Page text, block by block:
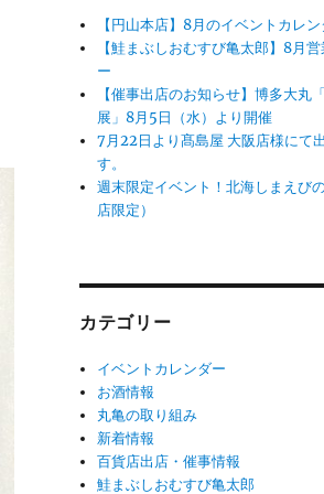
【円山本店】8月のイベントカレン
【鮭まぶしおむすび亀太郎】8月
ー
【催事出店のお知らせ】博多大丸
展」8月5日（水）より開催
7月22日より髙島屋 大阪店様にて
す。
週末限定イベント！北海しまえび
店限定）
カテゴリー
イベントカレンダー
お酒情報
丸亀の取り組み
新着情報
百貨店出店・催事情報
鮭まぶしおむすび亀太郎